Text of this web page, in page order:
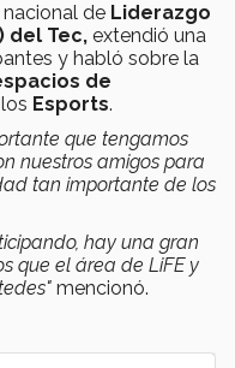
de Liderazgo
del Tec, extendió una
y habló sobre la
de
Esports.
que tengamos
nuestros amigos para
tan importante de los
hay una gran
que el área de LiFE y
mencionó.